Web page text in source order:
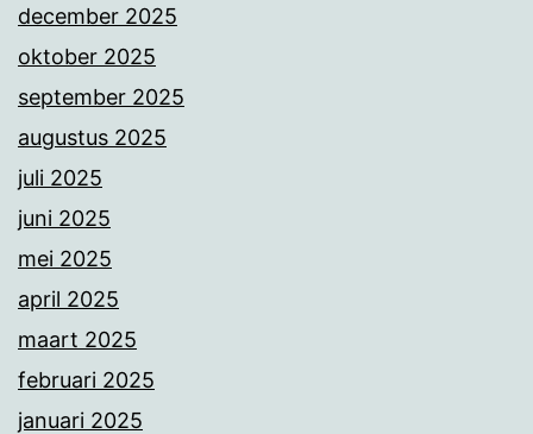
december 2025
oktober 2025
september 2025
augustus 2025
juli 2025
juni 2025
mei 2025
april 2025
maart 2025
februari 2025
januari 2025